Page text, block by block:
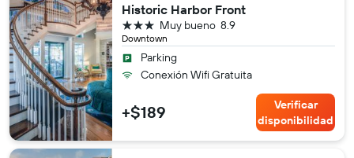
Historic Harbor Front
Downtown
8.9
Muy bueno
3 estrellas
Parking
Conexión Wifi Gratuita
+$189
Verificar
disponibilidad